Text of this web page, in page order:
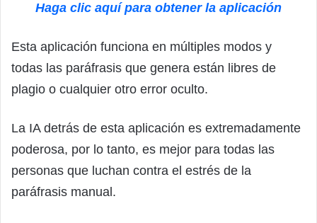
Haga clic aquí para obtener la aplicación
Esta aplicación funciona en múltiples modos y
todas las paráfrasis que genera están libres de
plagio o cualquier otro error oculto.
La IA detrás de esta aplicación es extremadamente
poderosa, por lo tanto, es mejor para todas las
personas que luchan contra el estrés de la
paráfrasis manual.